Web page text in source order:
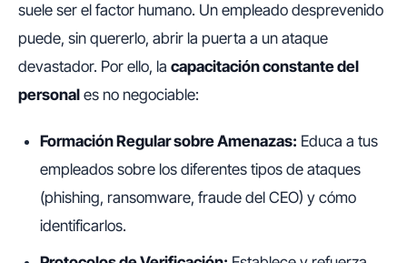
suele ser el factor humano. Un empleado desprevenido
puede, sin quererlo, abrir la puerta a un ataque
devastador. Por ello, la capacitación constante del
personal es no negociable:
Formación Regular sobre Amenazas: Educa a tus
empleados sobre los diferentes tipos de ataques
(phishing, ransomware, fraude del CEO) y cómo
identificarlos.